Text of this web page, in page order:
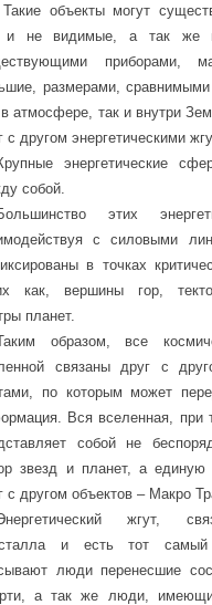
Такие объекты могут
и не видимые, а так же
приборами,
размерами,
в атмосфере, так и внутри
с другом энергетическими
энергетические
собой.
этих
с силовыми
в точках
как, вершины гор,
планет.
образом, все
связаны друг с
по которым может
Вся вселенная, при
собой не
звезд и планет, а единую
с другом объектов – Макро
жгут,
и есть тот самый
люди перенесшие
а так же люди,